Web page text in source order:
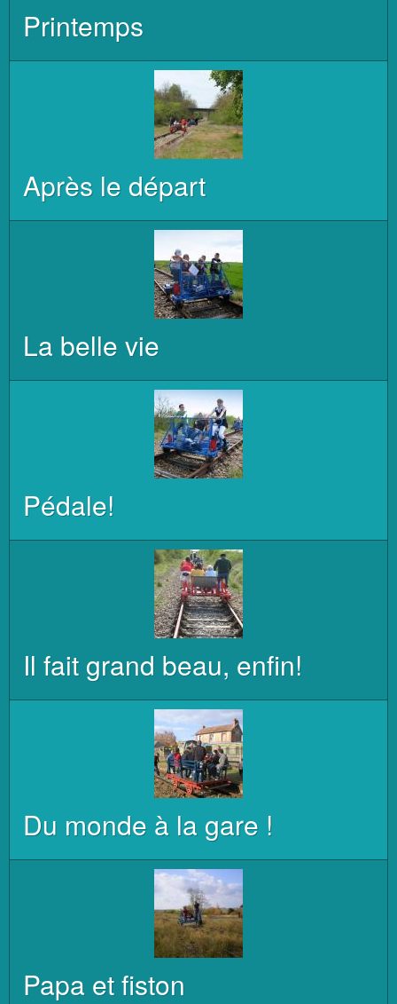
Printemps
Après le départ
La belle vie
Pédale!
Il fait grand beau, enfin!
Du monde à la gare !
Papa et fiston